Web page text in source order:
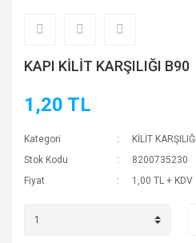
KAPI KİLİT KARŞILIĞI B90
1,20 TL
Kategori
KİLİT KARŞILIĞI
Stok Kodu
8200735230
Fiyat
1,00 TL + KDV